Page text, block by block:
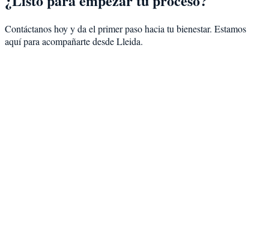
Contáctanos hoy y da el primer paso hacia tu bienestar. Estamos
aquí para acompañarte desdeLleida.